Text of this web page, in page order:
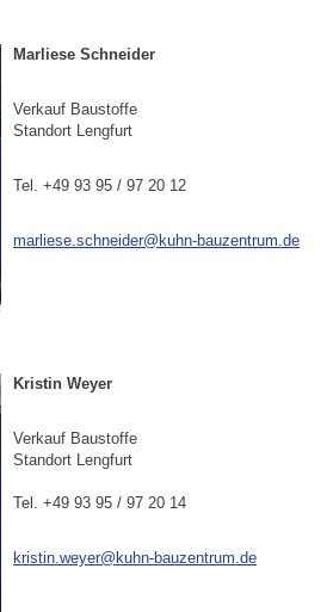
Marliese Schneider
Verkauf Baustoffe
Standort Lengfurt
Tel. +49 93 95 / 97 20 12
marliese.schneider@kuhn-bauzentrum.de
Kristin Weyer
Verkauf Baustoffe
Standort Lengfurt
Tel. +49 93 95 / 97 20 14
kristin.weyer@kuhn-bauzentrum.de